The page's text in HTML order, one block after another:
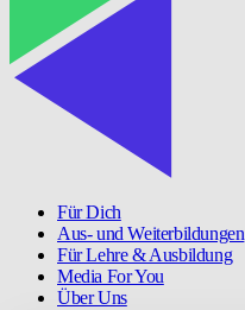
Für Dich
Aus- und Weiterbildungen
Für Lehre & Ausbildung
Media For You
Über Uns